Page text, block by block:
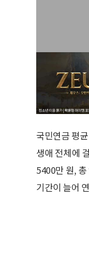
국민연금 평
생애 전체에
5400만 원,
기간이 늘어